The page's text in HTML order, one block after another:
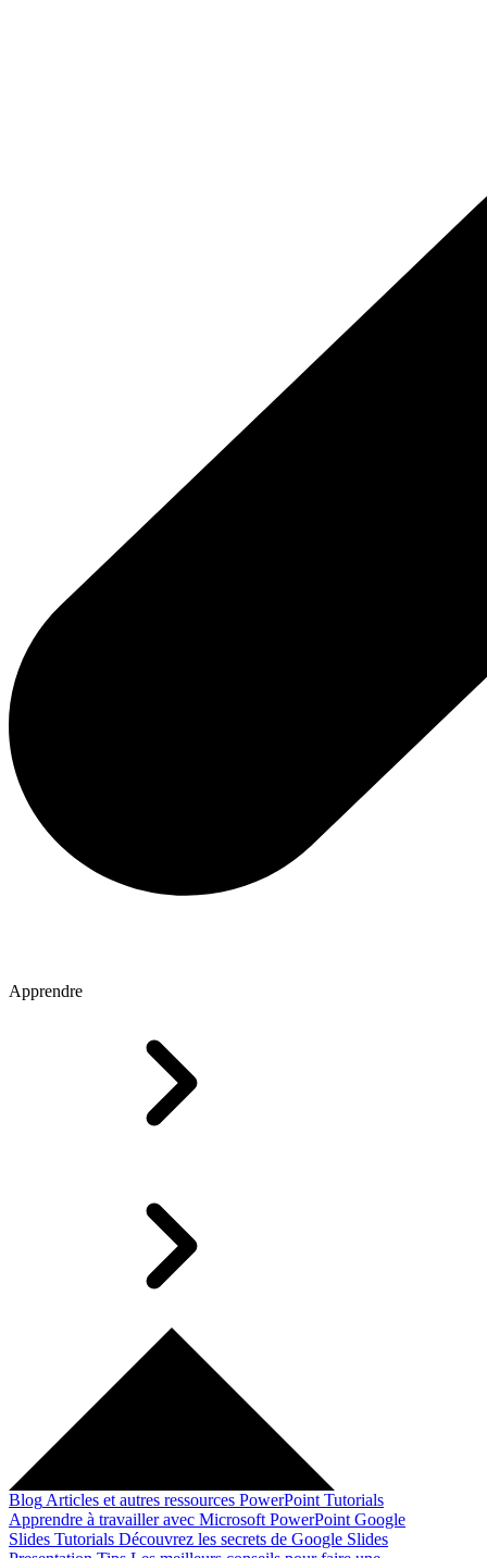
Apprendre
Blog Articles et autres ressources PowerPoint Tutorials
Apprendre à travailler avec Microsoft PowerPoint Google
Slides Tutorials Découvrez les secrets de Google Slides